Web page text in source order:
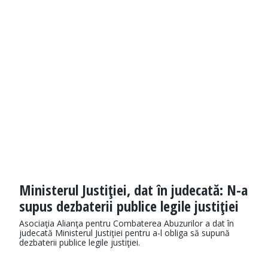
Ministerul Justiţiei, dat în judecată: N-a
supus dezbaterii publice legile justiţiei
Asociaţia Alianţa pentru Combaterea Abuzurilor a dat în
judecată Ministerul Justiţiei pentru a-l obliga să supună
dezbaterii publice legile justiţiei.